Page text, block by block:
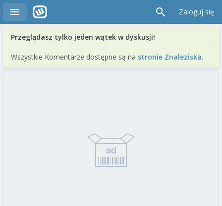
Zaloguj się
Przeglądasz tylko jeden wątek w dyskusji!
Wszystkie Komentarze dostępne są na stronie Znaleziska.